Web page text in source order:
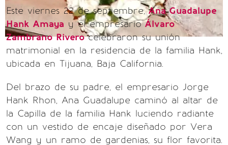
Este viernes 22 de septiembre,Ana Guadalupe
Hank Amaya y el empresarioÁlvaro
Zambrano Riverocelebraron su unión
matrimonial en la residencia de la familia Hank,
ubicada en Tijuana, Baja California.
Del brazo de su padre, el empresario Jorge
Hank Rhon, Ana Guadalupe caminó al altar de
la Capilla de la familia Hank luciendo radiante
con un vestido de encaje diseñado por Vera
Wang y un ramo de gardenias, su flor favorita.